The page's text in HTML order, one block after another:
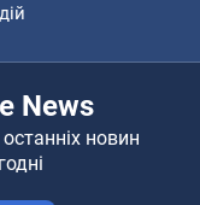
News
новин